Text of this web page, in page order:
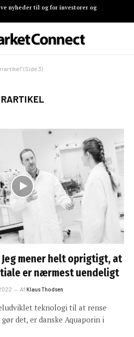
nyheder til og for investorer og
(Side 3)
mener helt oprigtigt, at
er nærmest uendeligt
AfKlaus Thodsen
teknologi til at rense
det, er danske Aquaporin i